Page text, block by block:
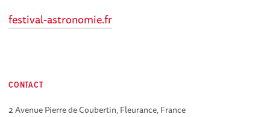
festival-astronomie.fr
CONTACT
2 Avenue Pierre de Coubertin, Fleurance, France